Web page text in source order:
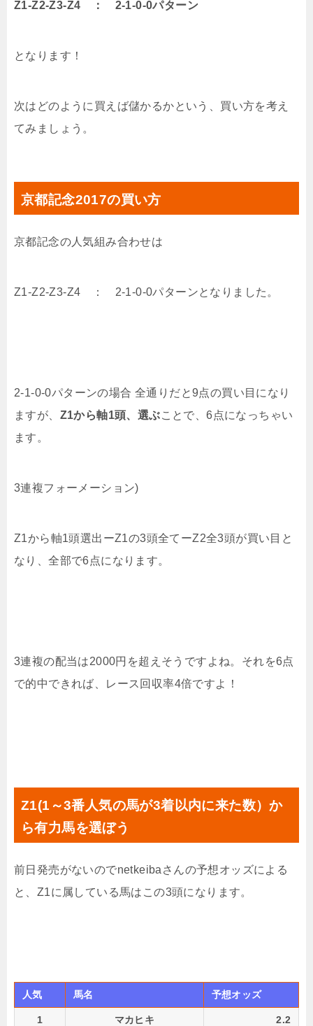
Z1-Z2-Z3-Z4 ： 2-1-0-0パターン
となります！
次はどのように買えば儲かるかという、買い方を考え
てみましょう。
京都記念2017の買い方
京都記念の人気組み合わせは
Z1-Z2-Z3-Z4 ： 2-1-0-0パターンとなりました。
2-1-0-0パターンの場合 全通りだと9点の買い目になり
ますが、 Z1から軸1頭、選ぶことで、6点になっちゃい
ます。
3連複フォーメーション)
Z1から軸1頭選出ーZ1の3頭全てーZ2全3頭が買い目と
なり、全部で6点になります。
3連複の配当は2000円を超えそうですよね。それを6点
で的中できれば、レース回収率4倍ですよ！
Z1(1～3番人気の馬が3着以内に来た数）か
ら有力馬を選ぼう
前日発売がないのでnetkeibaさんの予想オッズによる
と、Z1に属している馬はこの3頭になります。
人気 馬名 予想オッズ
1 マカヒキ 2.2